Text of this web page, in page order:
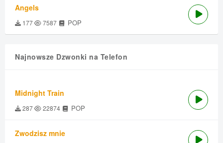
Angels
177 7587 POP
Najnowsze Dzwonki na Telefon
Midnight Train
287 22874 POP
Zwodzisz mnie